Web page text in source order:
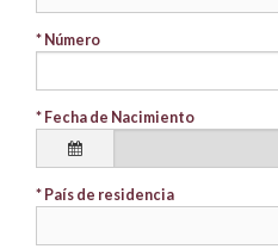
* Número
* Fecha de Nacimiento
* País de residencia